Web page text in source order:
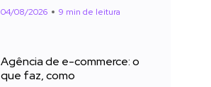
04/08/2026 9 min de leitura
Agência de e-commerce: o
que faz, como